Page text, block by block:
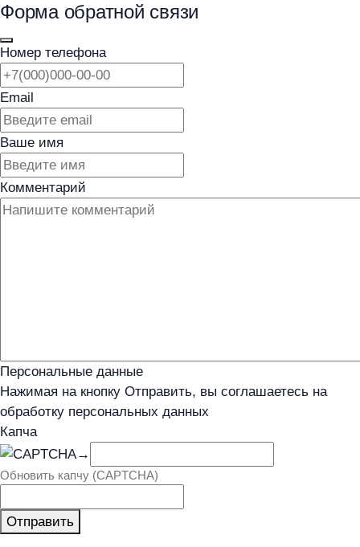
Форма обратной связи
Номер телефона
Email
Ваше имя
Комментарий
Персональные данные
Нажимая на кнопку Отправить, вы соглашаетесь на
обработку персональных данных
Капча
→
Обновить капчу (CAPTCHA)
Отправить